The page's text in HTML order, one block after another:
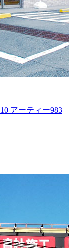
アーティー983